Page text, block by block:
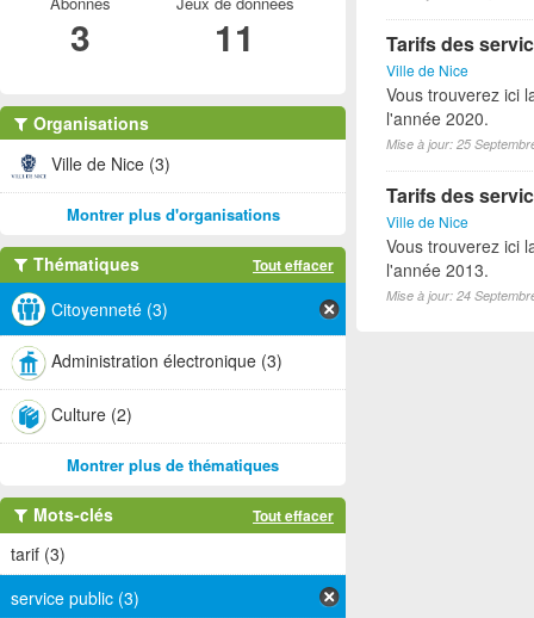
Tarifs des
Ville de Nice
Vous trouverez ici
l'année 2020.
Mise à jour: 25
Tarifs des
Ville de Nice
Vous trouverez ici
l'année 2013.
Mise à jour: 24
3 11
Organisations
Ville de Nice (3)
Montrer plus d'organisations
Thématiques Tout effacer
Citoyenneté (3)
Administration électronique (3)
Culture (2)
Montrer plus de thématiques
Mots-clés Tout effacer
tarif (3)
service public (3)